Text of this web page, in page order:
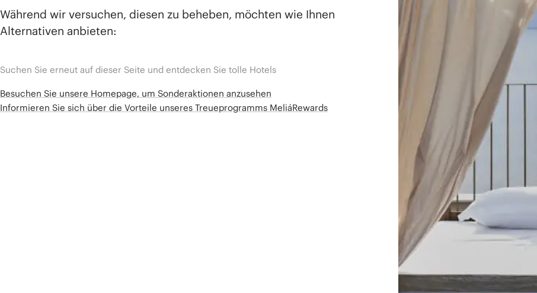
Während wir versuchen, diesen zu beheben, möchten wie Ihnen
Alternativen anbieten:
Suchen Sie erneut auf dieser Seite und entdecken Sie tolle Hotels
Besuchen Sie unsere Homepage, um Sonderaktionen anzusehen
Informieren Sie sich über die Vorteile unseres Treueprogramms MeliáRewards